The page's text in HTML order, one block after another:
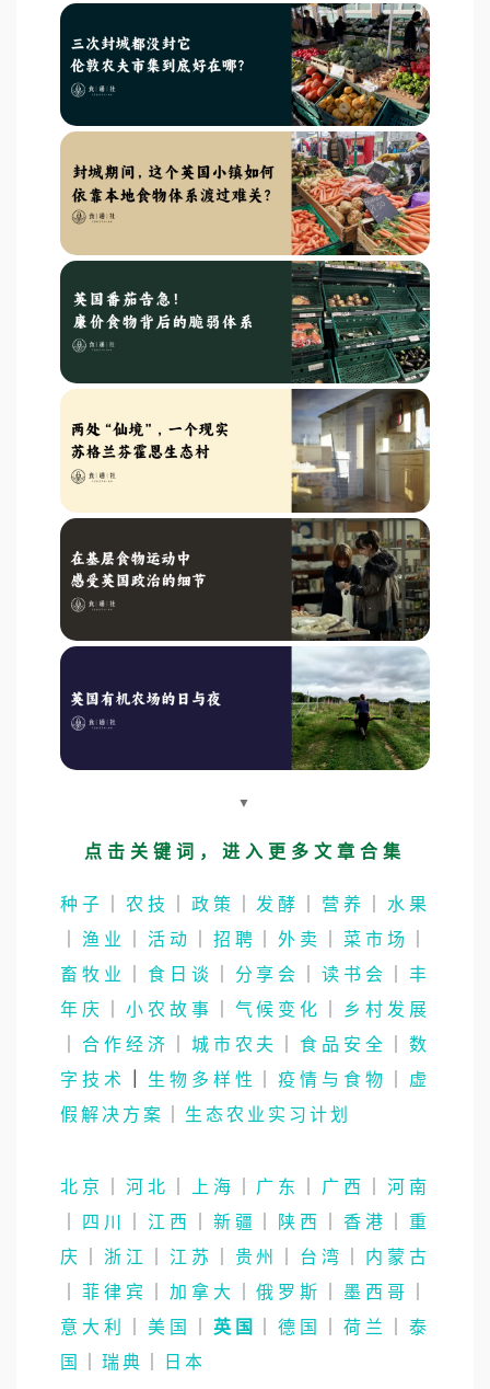
▼
点击关键词，进入更多文章合集
种子 农技 政策 发酵 营养
水果
渔业 活动 招聘 ｜外卖 菜市场
畜牧业
食日谈 分享会 ｜读书会
丰
年庆
小农故事 气候变化
乡村发展
合作经济 城市农夫 ｜食品安全
数
字技术
生物多样性 ｜疫情与食物
虚
假解决方案
生态农业实习计划
北京 河北 上海 广东 广西 ｜河南
四川 江西 新疆 陕西 香港
重
庆
浙江 江苏 贵州 台湾
内蒙古
菲律宾 加拿大 ｜俄罗斯 墨西哥
意大利
美国 英国 ｜德国 ｜荷兰
泰
国
瑞典 日本